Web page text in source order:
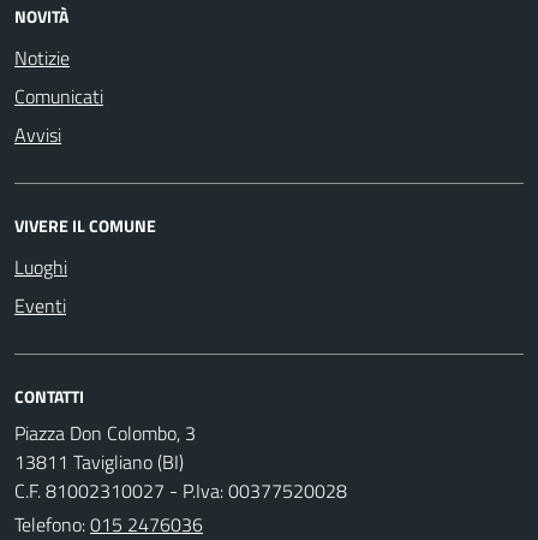
NOVITÀ
Notizie
Comunicati
Avvisi
VIVERE IL COMUNE
Luoghi
Eventi
CONTATTI
Piazza Don Colombo, 3
13811 Tavigliano (BI)
C.F. 81002310027 - P.Iva: 00377520028
Telefono:015 2476036